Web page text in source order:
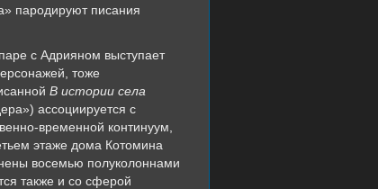
пародируют писания
с Адрияном выступает
тоже
В истории села
ассоциируется с
временной континуум,
этаже дома Котомина
восемью полуколоннами
также и со сферой